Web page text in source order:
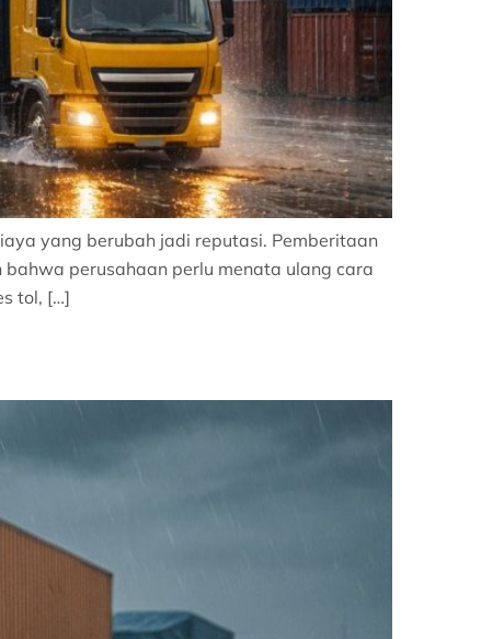
yang berubah jadi reputasi. Pemberitaan
perusahaan perlu menata ulang cara
tol, […]